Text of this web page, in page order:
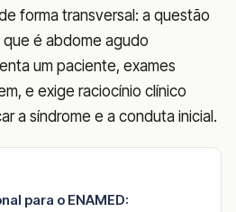
forma transversal: a questão
é abdome agudo
um paciente, exames
e exige raciocínio clínico
a síndrome e a conduta inicial.
para o ENAMED: